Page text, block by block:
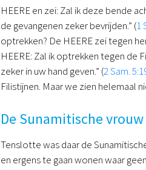
HEERE en zei: Zal ik deze bende
de gevangenen zeker bevrijden.” (1
optrekken? De HEERE zei tegen
HEERE: Zal ik optrekken tegen de
zeker in uw hand geven.” (2 Sam.
Filistijnen. Maar we zien helemaal
De Sunamitische vrouw
Tenslotte was daar de
en ergens te gaan wonen waar